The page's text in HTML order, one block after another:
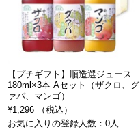
【プチギフト】順造選ジュース
180ml×3本 Aセット（ザクロ、グ
ァバ、マンゴ）
¥1,296 （税込）
お気に入りの登録人数：0人